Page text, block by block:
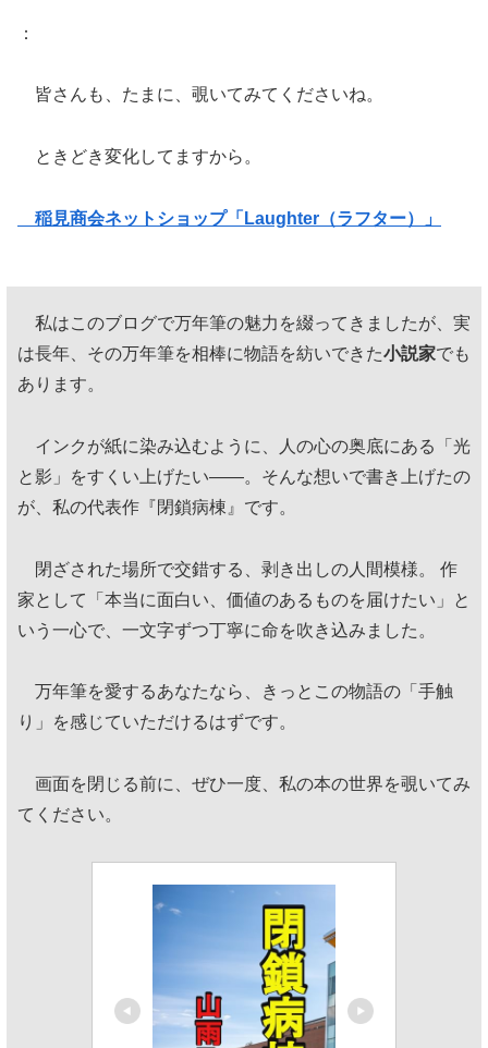
：
皆さんも、たまに、覗いてみてくださいね。
ときどき変化してますから。
稲見商会ネットショップ「Laughter（ラフター）」
私はこのブログで万年筆の魅力を綴ってきましたが、実
は長年、その万年筆を相棒に物語を紡いできた小説家でも
あります。
インクが紙に染み込むように、人の心の奥底にある「光
と影」をすくい上げたい——。そんな想いで書き上げたの
が、私の代表作『閉鎖病棟』です。
閉ざされた場所で交錯する、剥き出しの人間模様。 作
家として「本当に面白い、価値のあるものを届けたい」と
いう一心で、一文字ずつ丁寧に命を吹き込みました。
万年筆を愛するあなたなら、きっとこの物語の「手触
り」を感じていただけるはずです。
画面を閉じる前に、ぜひ一度、私の本の世界を覗いてみ
てください。